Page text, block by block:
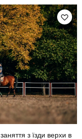
з їзди верхи в